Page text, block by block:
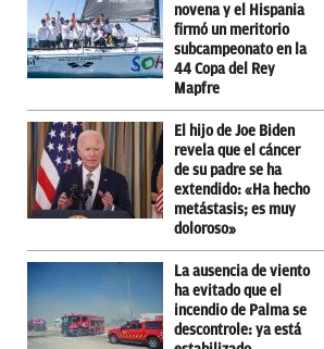
novena y el Hispania
firmó un meritorio
subcampeonato en la
44 Copa del Rey
Mapfre
El hijo de Joe Biden
revela que el cáncer
de su padre se ha
extendido: «Ha hecho
metástasis; es muy
doloroso»
La ausencia de viento
ha evitado que el
incendio de Palma se
descontrole: ya está